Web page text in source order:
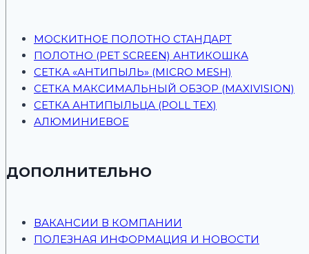
МОСКИТНОЕ ПОЛОТНО СТАНДАРТ
ПОЛОТНО (PET SCREEN) АНТИКОШКА
СЕТКА «АНТИПЫЛЬ» (MICRO MESH)
СЕТКА МАКСИМАЛЬНЫЙ ОБЗОР (MAXIVISION)
СЕТКА АНТИПЫЛЬЦА (POLL TEX)
АЛЮМИНИЕВОЕ
ДОПОЛНИТЕЛЬНО
ВАКАНСИИ В КОМПАНИИ
ПОЛЕЗНАЯ ИНФОРМАЦИЯ И НОВОСТИ